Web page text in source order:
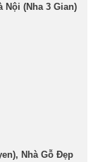
Nội (Nha 3 Gian)
Nhà Gỗ Đẹp